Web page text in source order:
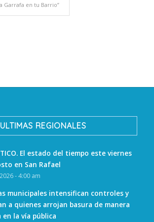
Garrafa en tu Barrio”
ULTIMAS REGIONALES
El estado del tiempo este viernes
en San Rafael
- 4:00 am
municipales intensifican controles y
a quienes arrojan basura de manera
en la vía pública